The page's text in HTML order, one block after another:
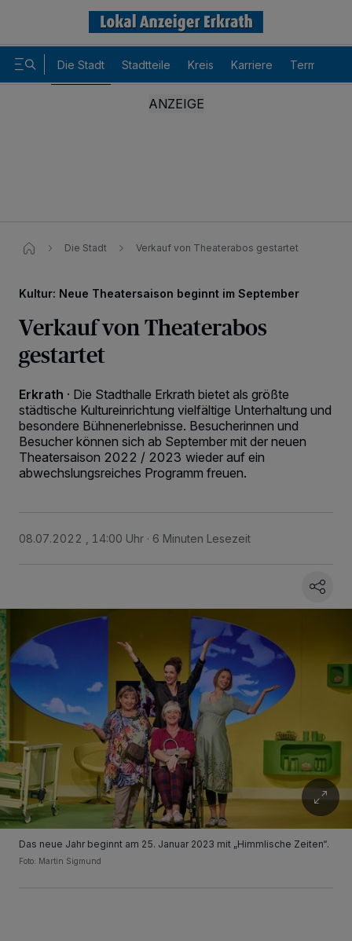
Die Stadt Stadtteile Kreis Karriere Termine
Die Stadt Verkauf von Theaterabos gestartet
Kultur: Neue Theatersaison beginnt im September
Verkauf von Theaterabos
gestartet
Erkrath · Die Stadthalle Erkrath bietet als größte
städtische Kultureinrichtung vielfältige Unterhaltung und
besondere Bühnenerlebnisse. Besucherinnen und
Besucher können sich ab September mit der neuen
Theatersaison 2022 / 2023 wieder auf ein
abwechslungsreiches Programm freuen.
08.07.2022 , 14:00 Uhr 6 Minuten Lesezeit
Das neue Jahr beginnt am 25. Januar 2023 mit „Himmlische Zeiten“.
Foto: Martin Sigmund